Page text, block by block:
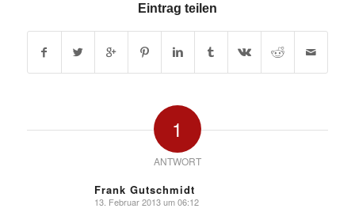
Eintrag teilen
1
ANTWORT
Frank Gutschmidt
sagte:
13. Februar 2013 um 06:12